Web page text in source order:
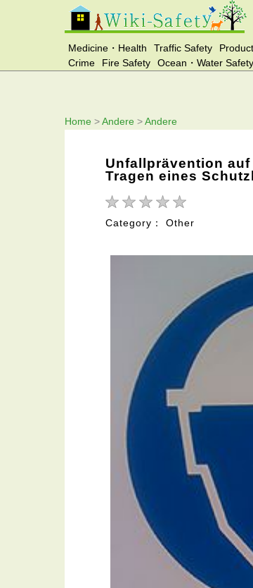
Medicine・Health Traffic Safety
Crime
Fire Safety Ocean・Water Safety
Home >Andere >Andere
Unfallprävention
Tragen eines
Category： Other